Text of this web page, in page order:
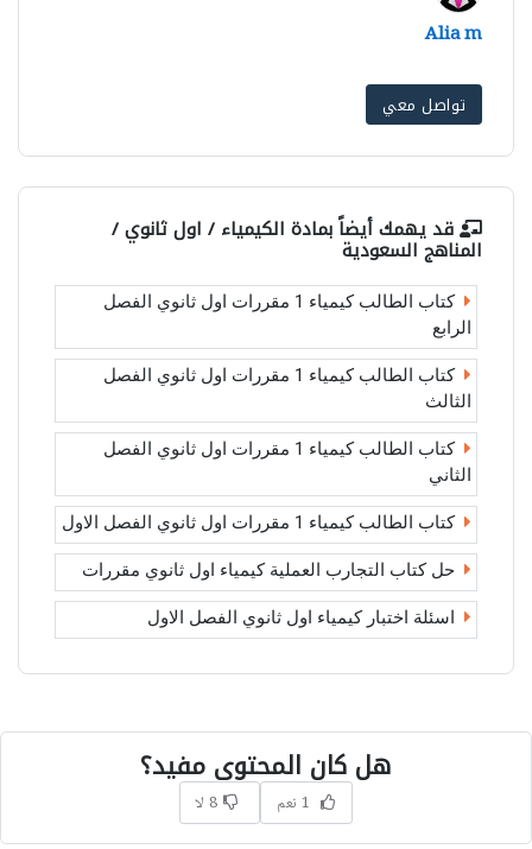
Alia m
تواصل معي
قد يهمك أيضاً بمادة الكيمياء / اول ثانوي /
المناهج السعودية
كتاب الطالب كيمياء 1 مقررات اول ثانوي الفصل
الرابع
كتاب الطالب كيمياء 1 مقررات اول ثانوي الفصل
الثالث
كتاب الطالب كيمياء 1 مقررات اول ثانوي الفصل
الثاني
كتاب الطالب كيمياء 1 مقررات اول ثانوي الفصل الاول
حل كتاب التجارب العملية كيمياء اول ثانوي مقررات
اسئلة اختبار كيمياء اول ثانوي الفصل الاول
هل كان المحتوى مفيد؟
1 نعم 8 لا